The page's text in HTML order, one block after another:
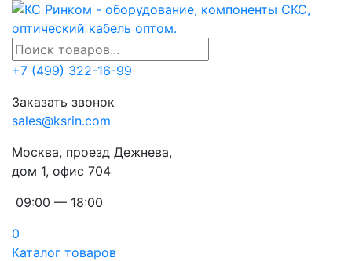
+7 (499) 322-16-99
Заказать звонок
sales@ksrin.com
Москва, проезд Дежнева,
дом 1, офис 704
09:00 — 18:00
0
Каталог товаров